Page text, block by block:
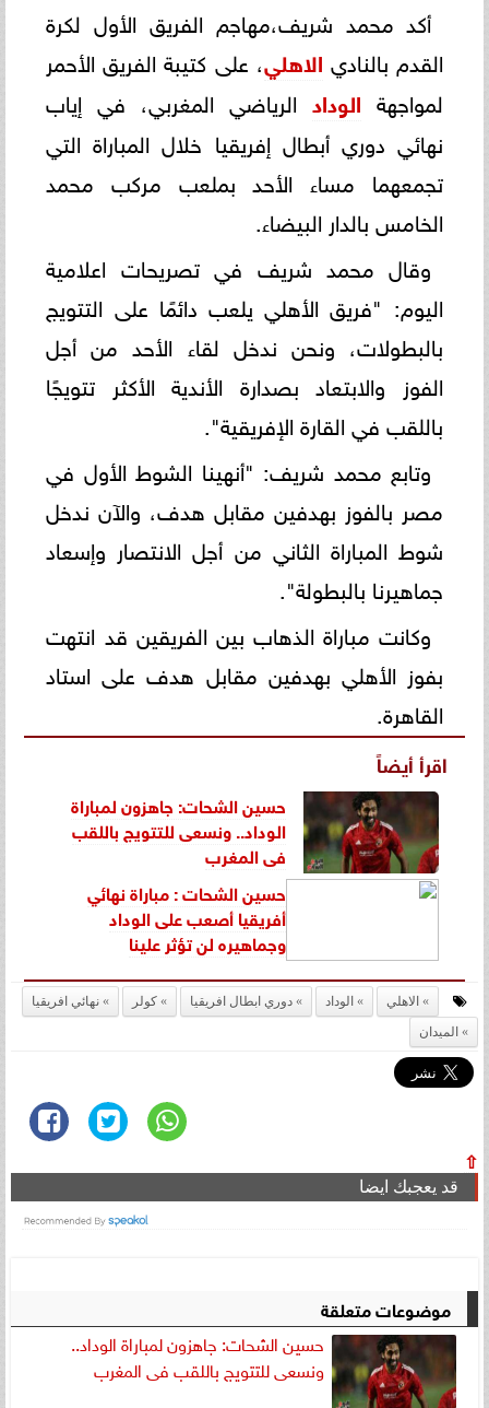
أكد محمد شريف،مهاجم الفريق الأول لكرة
القدم بالنادي الاهلي، على كتيبة الفريق الأحمر
لمواجهة الوداد الرياضي المغربي، في إياب
نهائي دوري أبطال إفريقيا خلال المباراة التي
تجمعهما مساء الأحد بملعب مركب محمد
الخامس بالدار البيضاء.
وقال محمد شريف في تصريحات اعلامية
اليوم: "فريق الأهلي يلعب دائمًا على التتويج
بالبطولات، ونحن ندخل لقاء الأحد من أجل
الفوز والابتعاد بصدارة الأندية الأكثر تتويجًا
باللقب في القارة الإفريقية".
وتابع محمد شريف: "أنهينا الشوط الأول في
مصر بالفوز بهدفين مقابل هدف، والآن ندخل
شوط المباراة الثاني من أجل الانتصار وإسعاد
جماهيرنا بالبطولة".
وكانت مباراة الذهاب بين الفريقين قد انتهت
بفوز الأهلي بهدفين مقابل هدف على استاد
القاهرة.
اقرأ أيضاً
حسين الشحات: جاهزون لمباراة
الوداد.. ونسعى للتتويج باللقب
فى المغرب
حسين الشحات : مباراة نهائي
أفريقيا أصعب على الوداد
وجماهيره لن تؤثر علينا
الاهلي الوداد دوري ابطال افريقيا كولر
نهائي افريقيا
الميدان
⇧
قد يعجبك ايضا
موضوعات متعلقة
حسين الشحات: جاهزون لمباراة الوداد..
ونسعى للتتويج باللقب فى المغرب